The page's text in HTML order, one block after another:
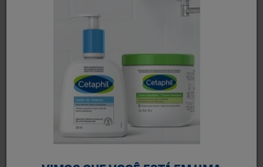
FILTRE MELHOR
Limpeza Corporal
Limpeza suave para todo o corpo. Os sabonetes de
eficaz sem irritar a pele sensível.